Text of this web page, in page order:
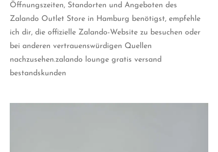
Öffnungszeiten, Standorten und Angeboten des
Zalando Outlet Store in Hamburg benötigst, empfehle
ich dir, die offizielle Zalando-Website zu besuchen oder
bei anderen vertrauenswürdigen Quellen
nachzusehen.zalando lounge gratis versand
bestandskunden